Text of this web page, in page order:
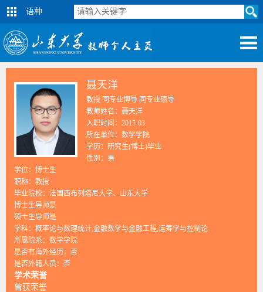
语种
聂天洋
教授 同专业博导 同专业硕导
教师姓名：聂天洋
入职时间：2015-03
所在单位：数学学院
学历：研究生(博士)毕业
性别：男
学位：博士生
职称：教授
毕业院校：法国西布列塔尼大学、山东大学
博士生导师是
硕士生导师是
学科：概率论与数理统计,金融数学与金融工程,运筹学与控制论
所属院系：数学学院
是否有海外经历：否
是否外籍人员：否
学术荣誉
曾获荣誉